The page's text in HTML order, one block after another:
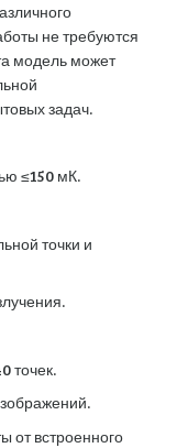
не требуются
модель может
задач.
≤150 мК.
точки и
точек.
от встроенного